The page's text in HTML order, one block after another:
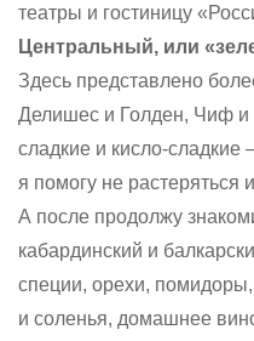
театры и гостиницу
Центральный, или
Здесь представлено
Делишес и Голден, Чиф и
сладкие и кисло-сладкие
я помогу не растеряться
А после продолжу
кабардинский и
специи, орехи,
и соленья, домашнее